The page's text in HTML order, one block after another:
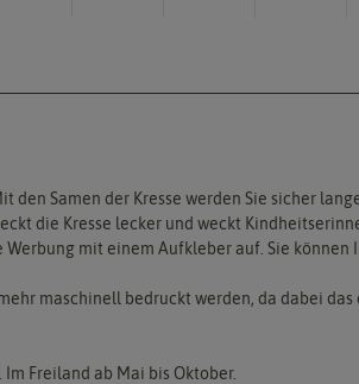
Samen der Kresse werden Sie sicher
die Kresse lecker und weckt
mit einem Aufkleber auf. Sie
maschinell bedruckt werden, da dabei
Freiland ab Mai bis Oktober.